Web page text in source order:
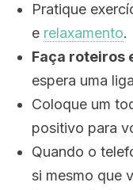
Pratique
e relaxamento.
Faça roteiros
espera uma
Coloque um
positivo para
Quando o
si mesmo que